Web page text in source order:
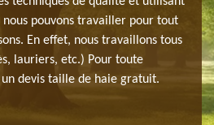
pouvons travailler pour tout
En effet, nous travaillons tous
lauriers, etc.) Pour toute
devis taille de haie gratuit.
et
afin